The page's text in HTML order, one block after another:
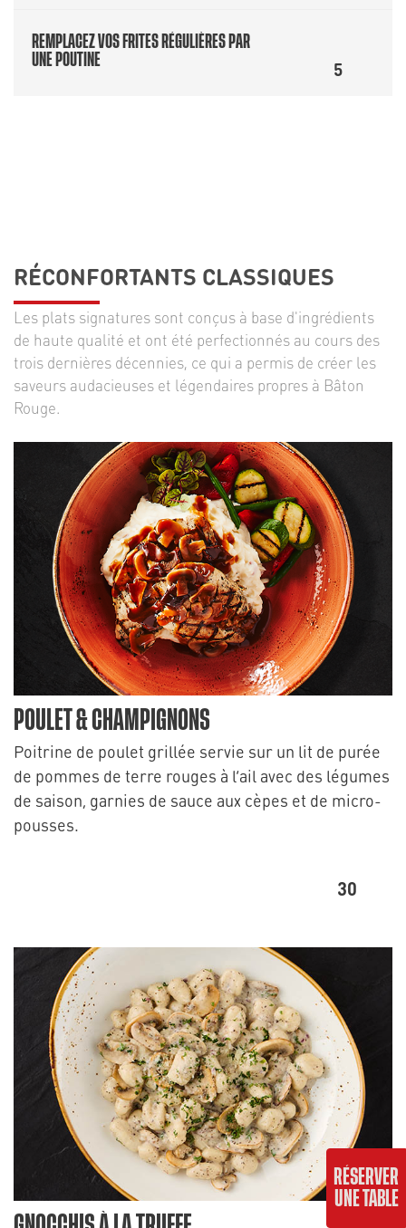
REMPLACEZ VOS FRITES RÉGULIÈRES PAR
UNE POUTINE
5
RÉCONFORTANTS CLASSIQUES
Les plats signatures sont conçus à base d'ingrédients
de haute qualité et ont été perfectionnés au cours des
trois dernières décennies, ce qui a permis de créer les
saveurs audacieuses et légendaires propres à Bâton
Rouge.
POULET & CHAMPIGNONS
Poitrine de poulet grillée servie sur un lit de purée
de pommes de terre rouges à l’ail avec des légumes
de saison, garnies de sauce aux cèpes et de micro-
pousses.
30
RÉSERVER
UNE TABLE